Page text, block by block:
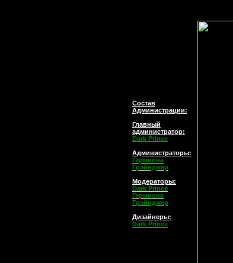
Состав
Администрации:
Главный
администратор:
Dark Prince
Администраторы:
Гермиона
Грэйнджер
Модераторы:
Dark Prince
Гермиона
Грэйнджер
Дизайнеры:
Dark Prince